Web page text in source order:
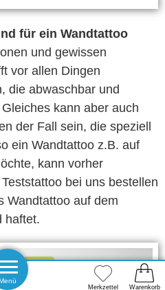
für ein Wandtattoo
und gewissen
vor allen Dingen
die abwaschbar und
kann aber auch
der Fall sein, die speziell
ein Wandtattoo z.B. auf
kann vorher
bei uns bestellen
Wandtattoo auf dem
haftet.
Warenkorb
Merkzettel